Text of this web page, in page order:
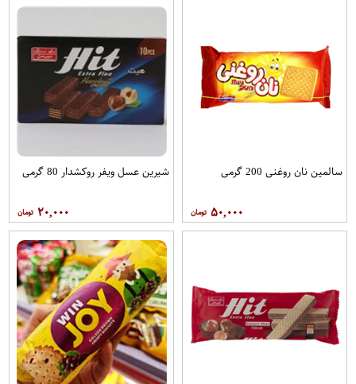
سالمین نان روغنی 200 گرمی
۵۰,۰۰۰
شیرین عسل ویفر روکشدار 80 گرمی
۲۰,۰۰۰